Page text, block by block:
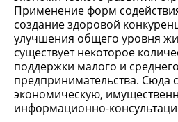
Применение форм
создание здоровой
улучшения общего уровня
существует некоторое
поддержки малого и среднего
предпринимательства. Сюда
экономическую,
информационно-